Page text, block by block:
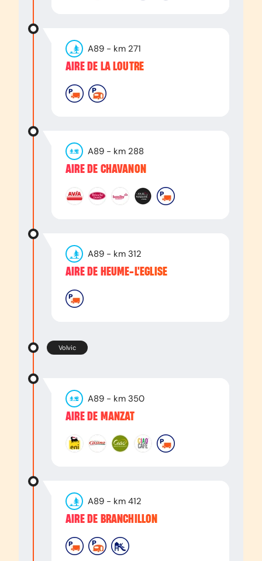
A89 - km 271
AIRE DE LA LOUTRE
A89 - km 288
AIRE DE CHAVANON
A89 - km 312
AIRE DE HEUME-L'EGLISE
Volvic
A89 - km 350
AIRE DE MANZAT
A89 - km 412
AIRE DE BRANCHILLON